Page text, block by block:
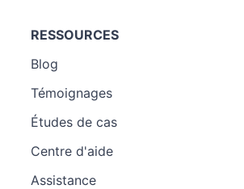
RESSOURCES
Blog
Témoignages
Études de cas
Centre d'aide
Assistance